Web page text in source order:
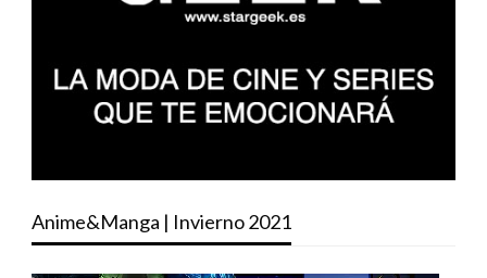
Anime&Manga | Invierno 2021